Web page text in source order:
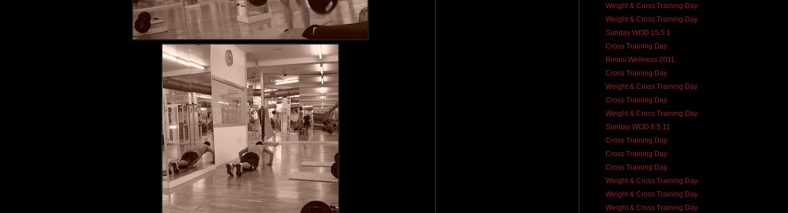
Weight & Cross Training Day
Weight & Cross Training Day
Sunday WOD 15.5.1
Cross Training Day
Rimini Wellness 2011
Cross Training Day
Weight & Cross Training Day
Cross Training Day
Weight & Cross Training Day
Sunday WOD 8.5.11
Cross Training Day
Cross Training Day
Cross Training Day
Weight & Cross Training Day
Weight & Cross Training Day
Weight & Cross Training Day